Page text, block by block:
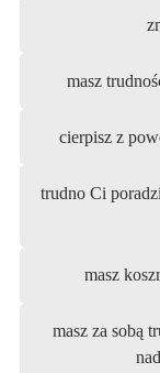
masz
cierpisz z
trudno Ci
masz
masz za sobą